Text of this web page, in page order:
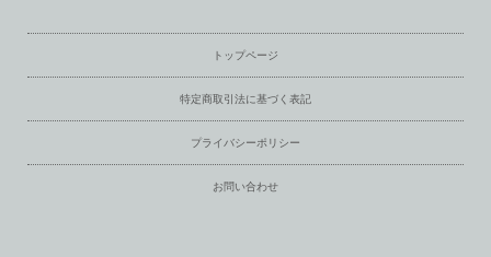
トップページ
特定商取引法に基づく表記
プライバシーポリシー
お問い合わせ